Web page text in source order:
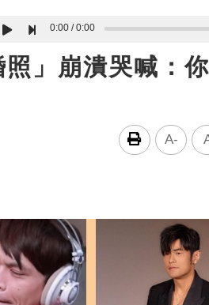
0:00 0:00
」崩潰哭喊：
A-